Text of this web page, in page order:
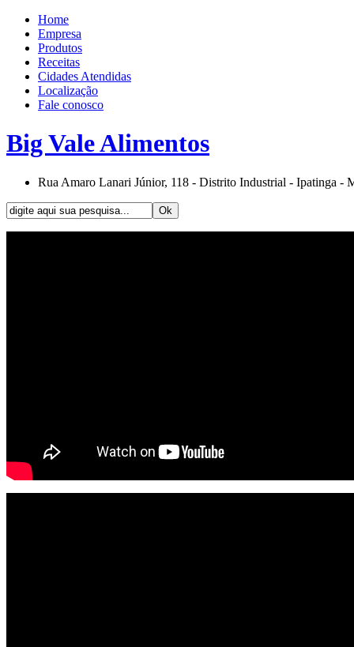
Home
Empresa
Produtos
Receitas
Cidades Atendidas
Localização
Fale conosco
Big Vale Alimentos
Rua Amaro Lanari Júnior, 118 - Distrito Industrial - Ipatinga -